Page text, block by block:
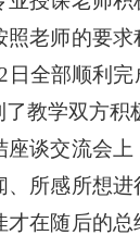
照老师的要
日全部顺利完
教学双方积
座谈交流会上
、所感所想进
才在随后的总